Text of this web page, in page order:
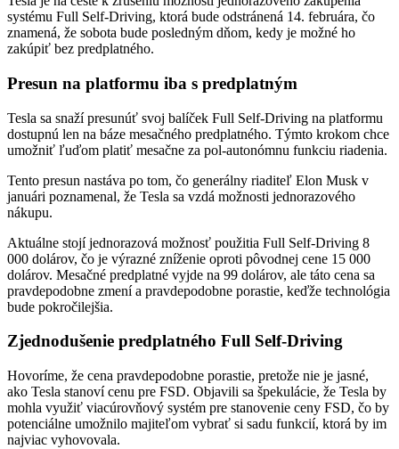
systému Full Self-Driving, ktorá bude odstránená 14. februára, čo
znamená, že sobota bude posledným dňom, kedy je možné ho
zakúpiť bez predplatného.
Presun na platformu iba s predplatným
Tesla sa snaží presunúť svoj balíček Full Self-Driving na platformu
dostupnú len na báze mesačného predplatného. Týmto krokom chce
umožniť ľuďom platiť mesačne za pol-autonómnu funkciu riadenia.
Tento presun nastáva po tom, čo generálny riaditeľ Elon Musk v
januári poznamenal, že Tesla sa vzdá možnosti jednorazového
nákupu.
Aktuálne stojí jednorazová možnosť použitia Full Self-Driving 8
000 dolárov, čo je výrazné zníženie oproti pôvodnej cene 15 000
dolárov. Mesačné predplatné vyjde na 99 dolárov, ale táto cena sa
pravdepodobne zmení a pravdepodobne porastie, keďže technológia
bude pokročilejšia.
Zjednodušenie predplatného Full Self-Driving
Hovoríme, že cena pravdepodobne porastie, pretože nie je jasné,
ako Tesla stanoví cenu pre FSD. Objavili sa špekulácie, že Tesla by
mohla využiť viacúrovňový systém pre stanovenie ceny FSD, čo by
potenciálne umožnilo majiteľom vybrať si sadu funkcií, ktorá by im
najviac vyhovovala.